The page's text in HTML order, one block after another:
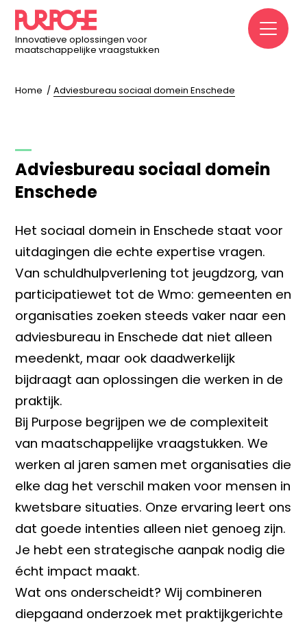
Innovatieve oplossingen voor
maatschappelijke vraagstukken
Home Adviesbureau sociaal domein Enschede
Adviesbureau sociaal domein
Enschede
Het sociaal domein in Enschede staat voor
uitdagingen die echte expertise vragen.
Van schuldhulpverlening tot jeugdzorg, van
participatiewet tot de Wmo: gemeenten en
organisaties zoeken steeds vaker naar een
adviesbureau in Enschede dat niet alleen
meedenkt, maar ook daadwerkelijk
bijdraagt aan oplossingen die werken in de
praktijk.
Bij Purpose begrijpen we de complexiteit
van maatschappelijke vraagstukken. We
werken al jaren samen met organisaties die
elke dag het verschil maken voor mensen in
kwetsbare situaties. Onze ervaring leert ons
dat goede intenties alleen niet genoeg zijn.
Je hebt een strategische aanpak nodig die
écht impact maakt.
Wat ons onderscheidt? Wij combineren
diepgaand onderzoek met praktijkgerichte